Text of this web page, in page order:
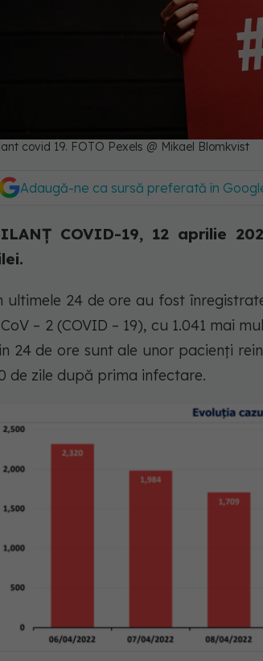
covid 19. FOTO Pexels @ Mikael Blomkvist
Adaugă-ne ca sursă preferată în
COVID-19, 12 aprilie
ultimele 24 de ore au fost
– 2 (COVID – 19), cu 1.041 mai
24 de ore sunt ale unor pacienți
de zile după prima infectare.